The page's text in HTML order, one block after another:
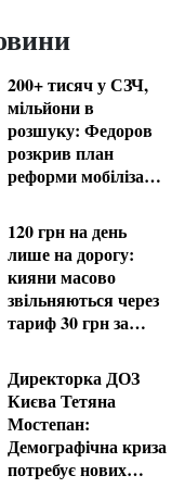
200+ тисяч у СЗЧ,
мільйони в
розшуку: Федоров
розкрив план
реформи мобілізації
120 грн на день
лише на дорогу:
кияни масово
звільняються через
тариф 30 грн за
Директорка ДОЗ
Києва Тетяна
Мостепан:
Демографічна криза
потребує нових